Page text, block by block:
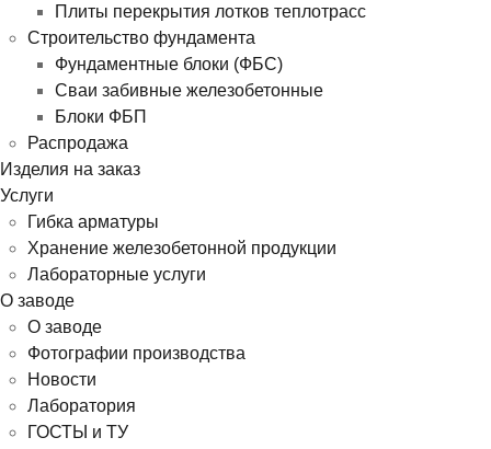
Плиты перекрытия лотков теплотрасс
Строительство фундамента
Фундаментные блоки (ФБС)
Сваи забивные железобетонные
Блоки ФБП
Распродажа
Изделия на заказ
Услуги
Гибка арматуры
Хранение железобетонной продукции
Лабораторные услуги
О заводе
О заводе
Фотографии производства
Новости
Лаборатория
ГОСТЫ и ТУ